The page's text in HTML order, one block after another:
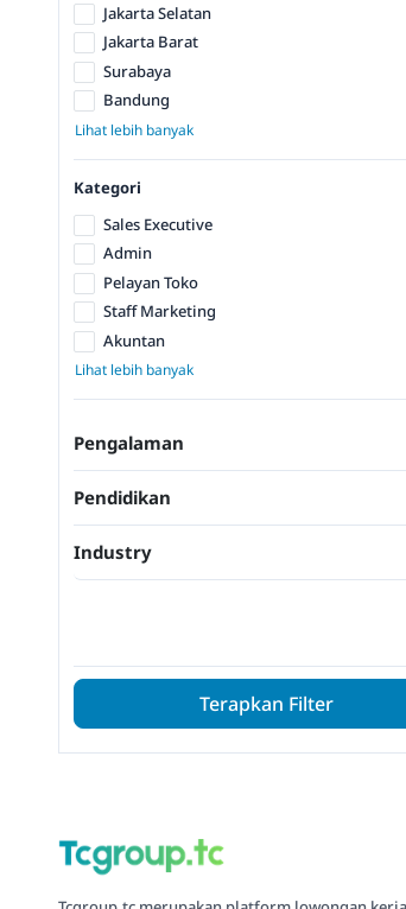
Jakarta Selatan
Jakarta Barat
Surabaya
Bandung
Lihat lebih banyak
Kategori
Sales Executive
Admin
Pelayan Toko
Staff Marketing
Akuntan
Lihat lebih banyak
Pengalaman
Pendidikan
Industry
Terapkan Filter